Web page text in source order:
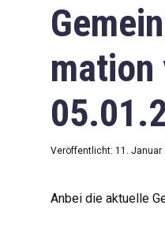
mation
Veröffentlicht: 11. Januar
Anbei die aktuelle